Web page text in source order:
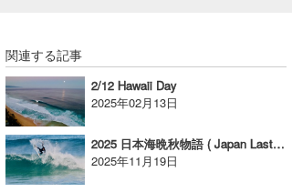
関連する記事
2/12 Hawaii Day
2025年02月13日
2025 日本海晩秋物語 ( Japan Last Edit )
2025年11月19日
KY
MIN
mitz
OYZ